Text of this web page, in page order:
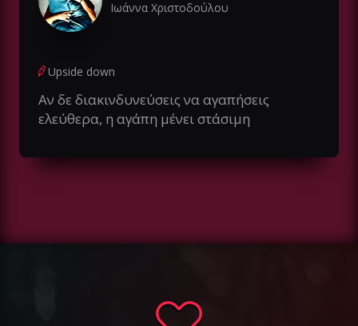
Ιωάννα Χριστοδούλου
Upside down
Αν δε διακινδυνεύσεις να αγαπήσεις
ελεύθερα, η αγάπη μένει στάσιμη